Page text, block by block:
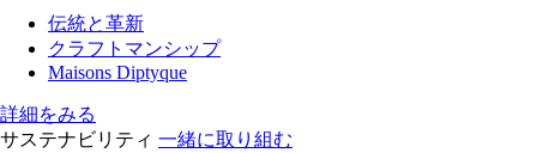
伝統と革新
クラフトマンシップ
Maisons Diptyque
詳細をみる
サステナビリティ 一緒に取り組む